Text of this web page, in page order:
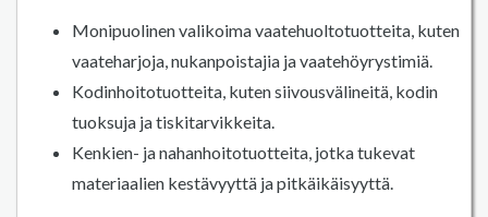
Monipuolinen valikoima vaatehuoltotuotteita, kuten
vaateharjoja, nukanpoistajia ja vaatehöyrystimiä.
Kodinhoitotuotteita, kuten siivousvälineitä, kodin
tuoksuja ja tiskitarvikkeita.
Kenkien- ja nahanhoitotuotteita, jotka tukevat
materiaalien kestävyyttä ja pitkäikäisyyttä.